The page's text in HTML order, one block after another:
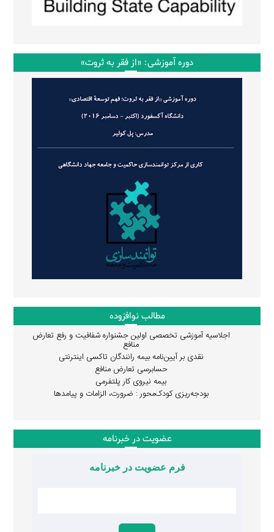
دوره آموزشی: «از فقر به ثروت»
مطالب نوافزوده
اجلاسیه آموزشی تخصصی اولین جشنواره شفافیت و رفع تعارض
منافع
نقدی بر آیین‌نامه بیمه رانندگان تاکسی اینترنتی
حسابرسی تعارض منافع
بیمه نیروی کار پلتفرمی
بودجه‌ریزی کودک‌محور : ضرورت، الزامات و پیامدها
عضویت در خبرنامه
فرم عضویت در خبرنامه